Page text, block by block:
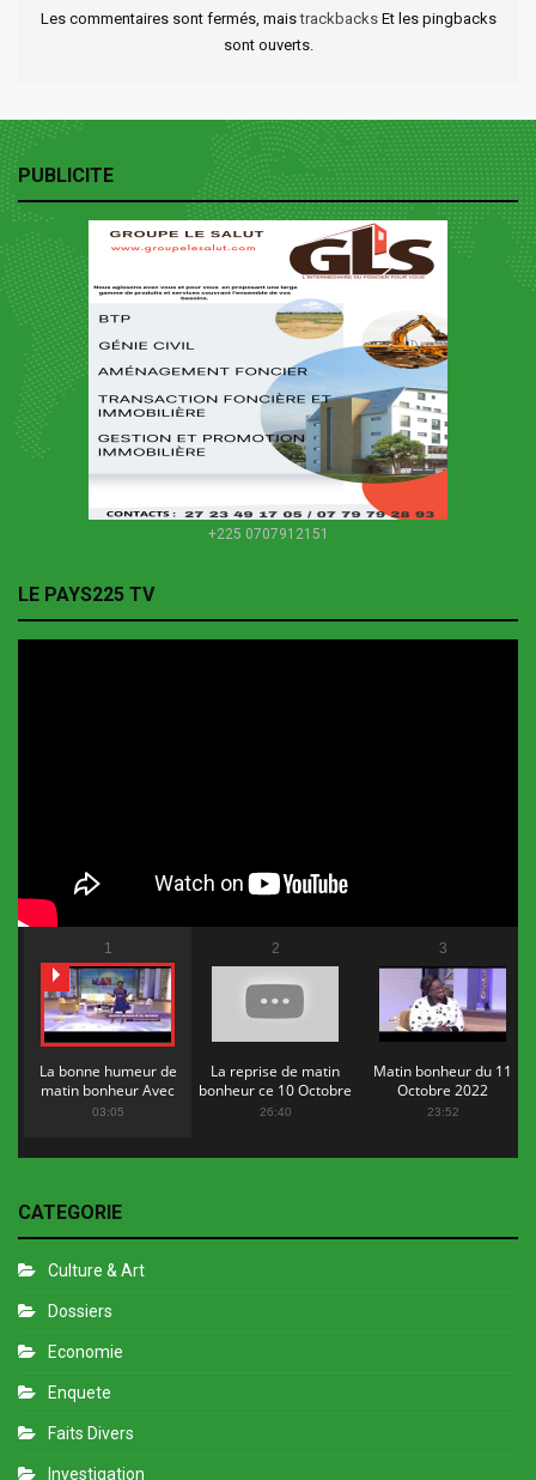
Les commentaires sont fermés, maistrackbacks Et les pingbacks
sont ouverts.
PUBLICITE
+225 0707912151
LE PAYS225 TV
1
La bonne humeur de
matin bonheur Avec
Flopy Mendosa
03:05
2
La reprise de matin
bonheur ce 10 Octobre
2022
26:40
3
Matin bonheur du 11
Octobre 2022
23:52
CATEGORIE
Culture & Art
Dossiers
Economie
Enquete
Faits Divers
Investigation